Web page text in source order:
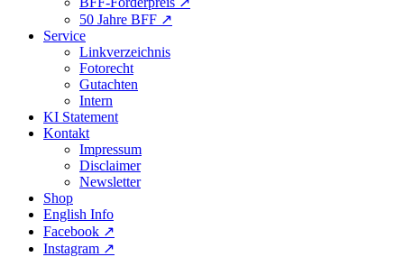
50 Jahre BFF ↗︎
Service
Linkverzeichnis
Fotorecht
Gutachten
Intern
KI Statement
Kontakt
Impressum
Disclaimer
Newsletter
Shop
English Info
Facebook ↗︎
Instagram ↗︎